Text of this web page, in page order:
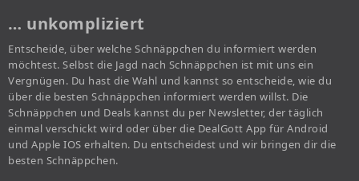
… unkompliziert
Entscheide, über welche Schnäppchen du informiert werden
möchtest. Selbst die Jagd nach Schnäppchen ist mit uns ein
Vergnügen. Du hast die Wahl und kannst so entscheide, wie du
über die besten Schnäppchen informiert werden willst. Die
Schnäppchen und Deals kannst du per Newsletter, der täglich
einmal verschickt wird oder über die DealGott App für Android
und Apple IOS erhalten. Du entscheidest und wir bringen dir die
besten Schnäppchen.